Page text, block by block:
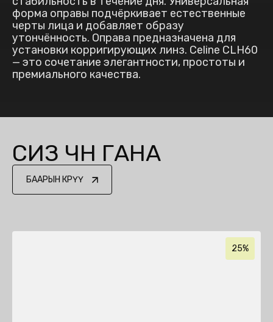
форма оправы подчёркивает естественные
черты лица и добавляет образу
утончённость. Оправа предназначена для
установки корригирующих линз. Celine CLH60
— это сочетание элегантности, простоты и
премиального качества.
СИЗ ҮЧҮН ГАНА
БААРЫН КӨРҮҮ
25%